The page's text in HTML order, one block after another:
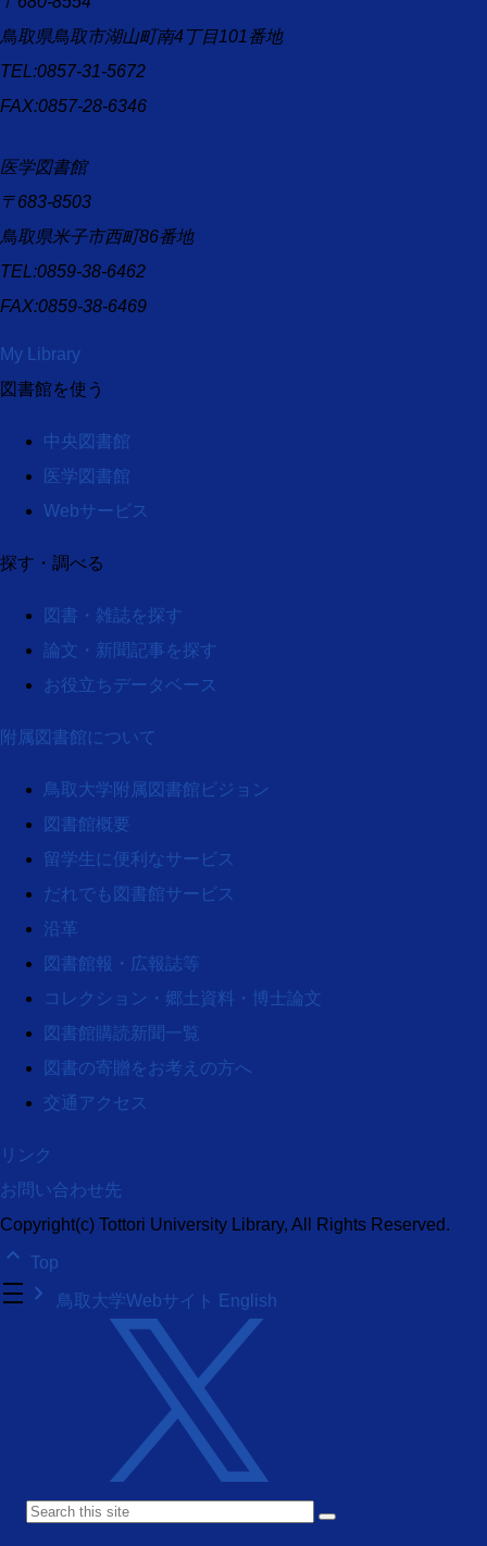
鳥取県鳥取市湖山町南4丁目101番地
TEL:0857-31-5672
FAX:0857-28-6346
医学図書館
〒683-8503
鳥取県米子市西町86番地
TEL:0859-38-6462
FAX:0859-38-6469
My Library
図書館を使う
中央図書館
医学図書館
Webサービス
探す・調べる
図書・雑誌を探す
論文・新聞記事を探す
お役立ちデータベース
附属図書館について
鳥取大学附属図書館ビジョン
図書館概要
留学生に便利なサービス
だれでも図書館サービス
沿革
図書館報・広報誌等
コレクション・郷土資料・博士論文
図書館購読新聞一覧
図書の寄贈をお考えの方へ
交通アクセス
リンク
お問い合わせ先
Copyright(c) Tottori University Library, All Rights Reserved.
keyboard_arrow_up Top
density_medium keyboard_arrow_right 鳥取大学Webサイト English